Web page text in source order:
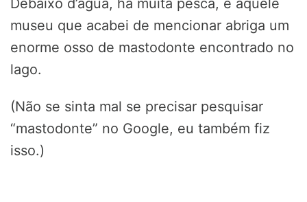
Debaixo d’água, há muita pesca, e aquele
museu que acabei de mencionar abriga um
enorme osso de mastodonte encontrado no
lago.
(Não se sinta mal se precisar pesquisar
“mastodonte” no Google, eu também fiz
isso.)